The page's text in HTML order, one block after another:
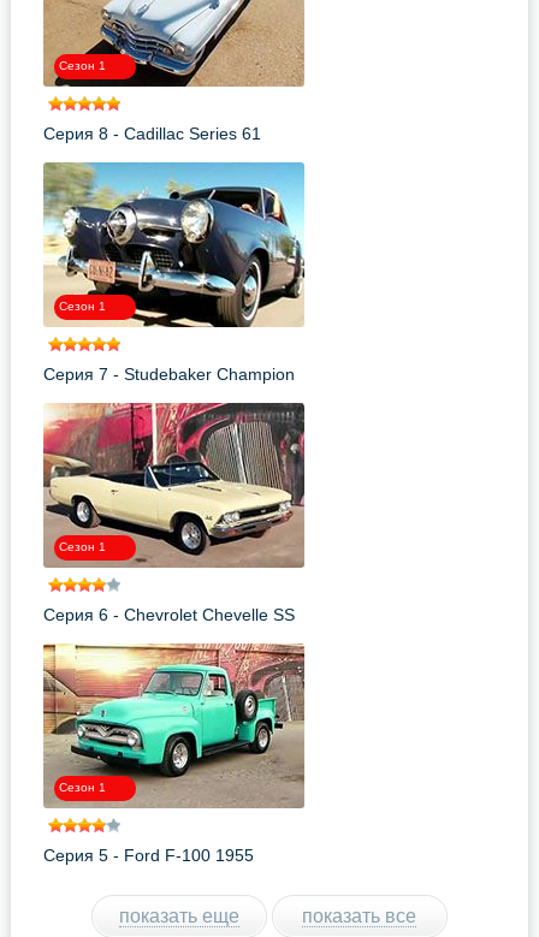
Сезон 1
Серия 8 - Cadillac Series 61
Сезон 1
Серия 7 - Studebaker Champion
Сезон 1
Серия 6 - Chevrolet Chevelle SS
Сезон 1
Серия 5 - Ford F-100 1955
показать еще показать все